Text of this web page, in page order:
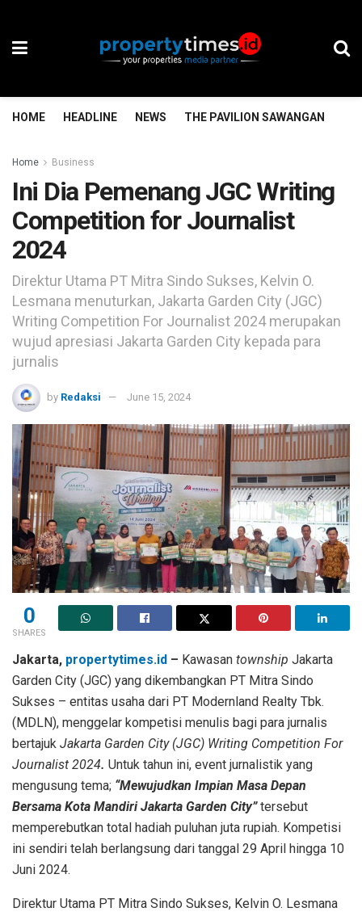
HOME HEADLINE NEWS THE PAVILION SAWANGAN
Home Business
Ini Dia Pemenang JGC Writing
Competition for Journalist
2024
Direktur Utama PT Mitra Sindo Sukses, Kelvin O.
Lesmana menuturkan, Jakarta Garden City (JGC)
Writing Competition For Journalist 2024 merupakan
wujud apresiasi Jakarta Garden City kepada para
jurnalis
by Redaksi June 15, 2024
0
SHARES
Jakarta, propertytimes.id – Kawasan township Jakarta
Garden City (JGC) yang dikembangkan PT Mitra Sindo
Sukses – entitas usaha dari PT Modernland Realty Tbk.
(MDLN), menggelar kompetisi menulis bagi para jurnalis
bertajuk Jakarta Garden City (JGC) Writing Competition For
Journalist 2024. Untuk tahun ini, event jurnalistik yang
mengusung tema; “Mewujudkan Impian Masa Depan
Bersama Kota Mandiri Jakarta Garden City”tersebut
memperebutkan total hadiah puluhan juta rupiah. Kompetisi
ini sendiri telah berlangsung dari tanggal 29 April hingga 10
Juni 2024.
Direktur Utama PT Mitra Sindo Sukses, Kelvin O. Lesmana